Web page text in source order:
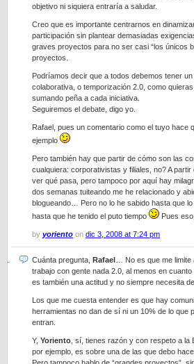
objetivo ni siquiera entraría a saludar.
Creo que es importante centrarnos en
participación sin plantear demasiadas
graves proyectos para no ser casi “los únicos
proyectos.
Podríamos decir que a todos debemos tener
colaborativa, o temporización 2.0, como
sumando peña a cada iniciativa.
Seguiremos el debate, digo yo.
Rafael, pues un comentario como el tuyo hace
ejemplo
Pero también hay que partir de cómo son las
cualquiera: corporativistas y filiales, no? A partir
ver qué pasa, pero tampoco por aquí hay
dos semanas tuiteando me he relacionado y
blogueando… Pero no lo he sabido hasta que
hasta que he tenido el puto tiempo
Pues
by yoriento on dic 3, 2008 at 7:24 pm
Cuánta pregunta, Rafael … No es que me
trabajo con gente nada 2.0, al menos en
es también una actitud y no siempre necesita
Los que me cuesta entender es que hay
herramientas no dan de sí ni un 10% de lo
entran.
Y, Yoriento , sí, tienes razón y con respeto a la
por ejemplo, es sobre una de las que debo